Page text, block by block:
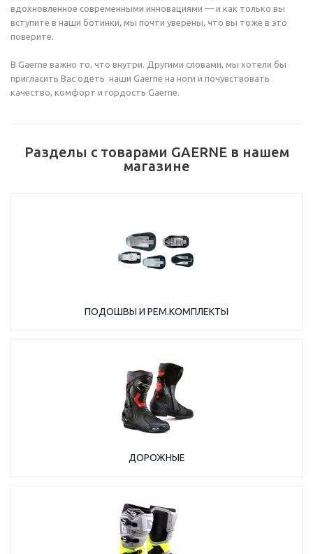
вдохновленное современными инновациями — и как только вы
вступите в наши ботинки, мы почти уверены, что вы тоже в это
поверите.
В Gaerne важно то, что внутри. Другими словами, мы хотели бы
пригласить Вас одеть наши Gaerne на ноги и почувствовать
качество, комфорт и гордость Gaerne.
Разделы с товарами GAERNE в нашем
магазине
ПОДОШВЫ И РЕМ.КОМПЛЕКТЫ
ДОРОЖНЫЕ